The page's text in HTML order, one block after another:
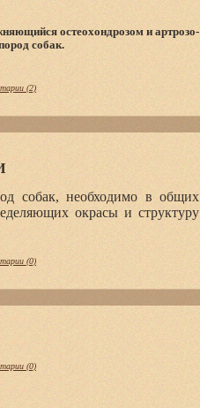
остеохондрозом и артрозо-
собак.
(2)
собак, необходимо в общих
окрасы и структуру
(0)
(0)